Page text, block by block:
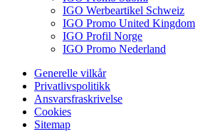
IGO Werbeartikel Schweiz
IGO Promo United Kingdom
IGO Profil Norge
IGO Promo Nederland
Generelle vilkår
Privatlivspolitikk
Ansvarsfraskrivelse
Cookies
Sitemap